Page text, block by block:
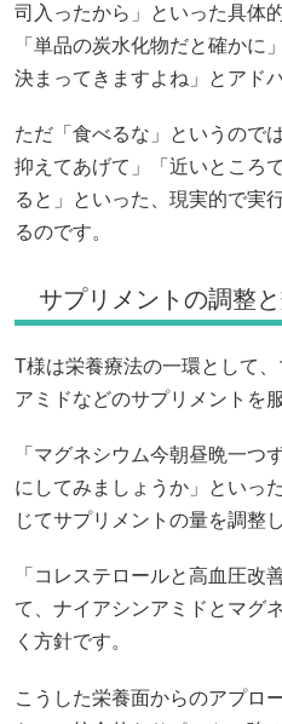
司入ったから」といった具体
「単品の炭水化物だと確かに
決まってきますよね」とアド
ただ「食べるな」というので
抑えてあげて」「近いところ
ると」といった、現実的で実
るのです。
サプリメントの調整
T様は栄養療法の一環として
アミドなどのサプリメントを
「マグネシウム今朝昼晩一つ
にしてみましょうか」といっ
じてサプリメントの量を調整
「コレステロールと高血圧改
て、ナイアシンアミドとマグ
く方針です。
こうした栄養面からのアプロ